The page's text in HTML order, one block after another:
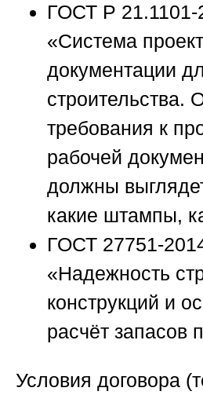
ГОСТ Р 21.1101-
«Система
документации
строительства.
требования к
рабочей
должны
какие штампы,
ГОСТ 27751-
«Надежность
конструкций и
расчёт запасов
Условия договора